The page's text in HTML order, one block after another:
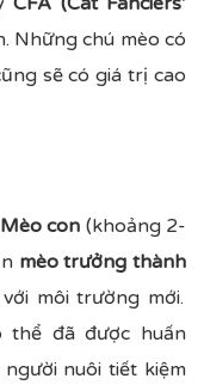
Những chú mèo có
sẽ có giá trị cao
Mèo con (khoảng 2-
mèo trưởng thành
môi trường mới.
thể đã được huấn
nuôi tiết kiệm